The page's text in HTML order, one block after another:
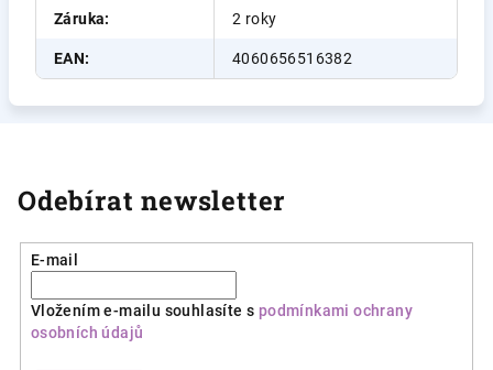
Záruka: 2 roky
EAN: 4060656516382
Odebírat newsletter
E-mail
Vložením e-mailu souhlasíte s podmínkami ochrany
osobních údajů